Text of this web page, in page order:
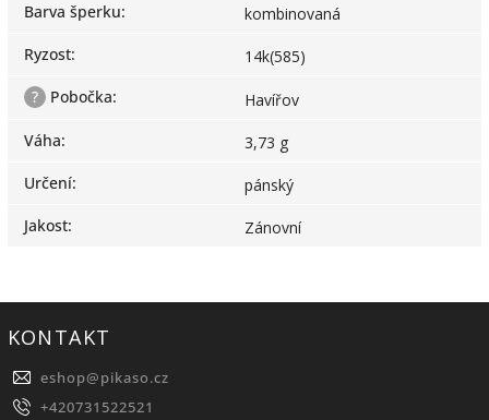
Barva šperku:
kombinovaná
Ryzost:
14k(585)
?
Pobočka:
Havířov
Váha:
3,73 g
Určení:
pánský
Jakost: Zánovní
KONTAKT
eshop@pikaso.cz
+420731522521